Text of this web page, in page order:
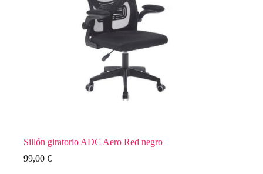
Sillón giratorio ADC Aero Red negro
99,00 €